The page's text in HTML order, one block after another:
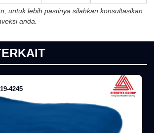
untuk lebih pastinya silahkan konsultasikan
anda.
4245